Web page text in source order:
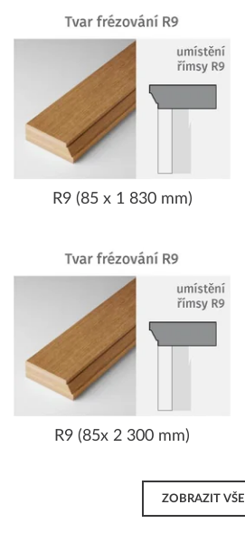
R9 (85 x 1 830 mm)
R9 (85x 2 300 mm)
ZOBRAZIT VŠE